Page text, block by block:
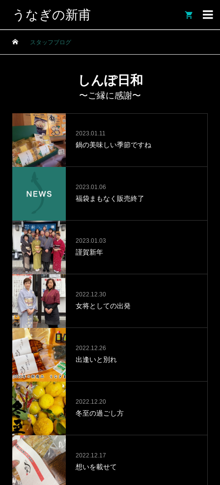
うなぎの新甫 
スタッフブログ
しんぽ日和
〜ご縁に感謝〜
2023.01.11
鍋の美味しい季節ですね
2023.01.06
福袋まもなく販売終了
2023.01.03
謹賀新年
2022.12.30
女将としての出発
2022.12.26
出逢いと別れ
2022.12.20
冬至の過ごし方
2022.12.17
想いを載せて